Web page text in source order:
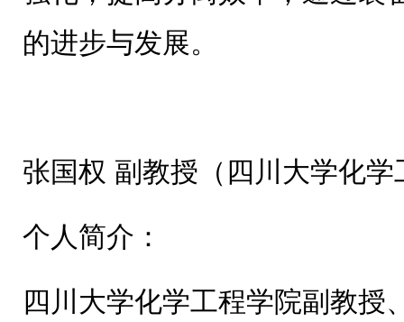
的进步与发展。
张国权 副教授（四川大学化学
个人简介：
四川大学化学工程学院副教授